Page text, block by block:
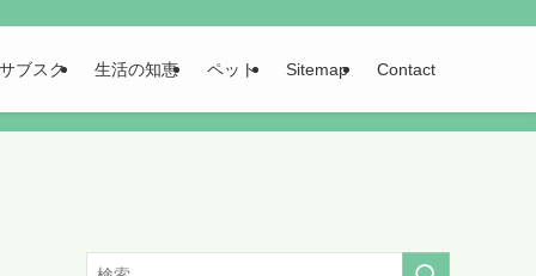
サブスク 生活の知恵 ペット Sitemap Contact